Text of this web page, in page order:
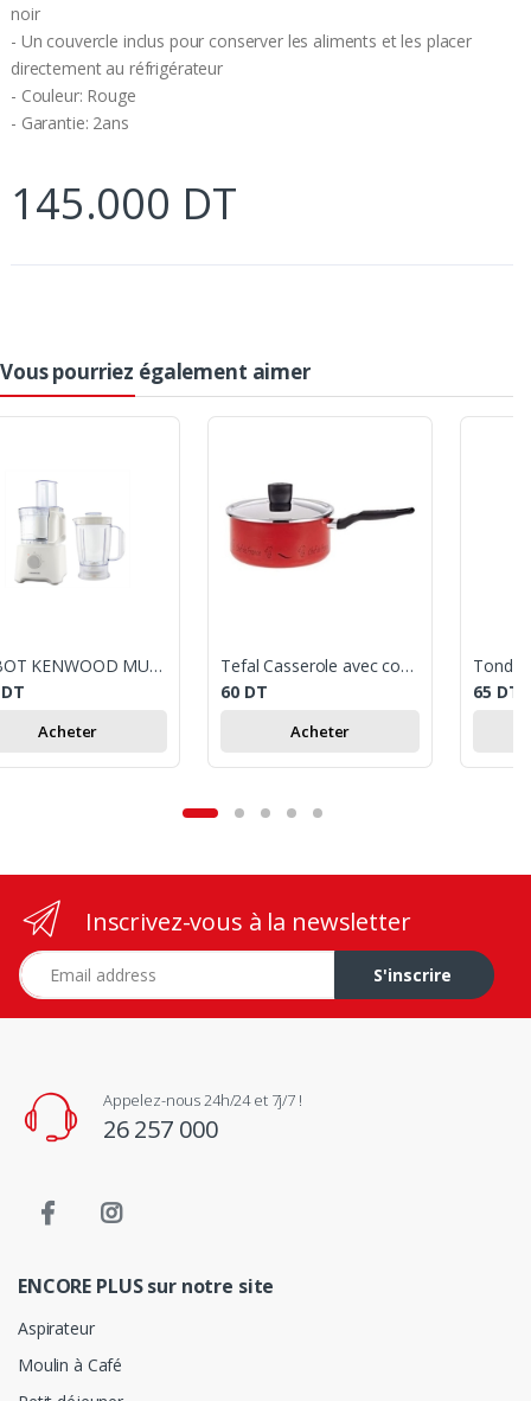
noir
- Un couvercle inclus pour conserver les aliments et les placer
directement au réfrigérateur
- Couleur: Rouge
- Garantie: 2ans
145.000 DT
Vous pourriez également aimer
ROBOT KENWOOD MULTIFONCTION MULTIPRO COMPACT FDP301 / 800W
DT
Acheter
Tefal Casserole avec couvercle - Revêtement anti-adhésif - 18Cm - Chef de France
60 DT
Acheter
65 DT
Inscrivez-vous à la newsletter
Adresse e-mail
S'inscrire
Appelez-nous 24h/24 et 7j/7 !
26 257 000
ENCORE PLUS sur notre site
Aspirateur
Moulin à Café